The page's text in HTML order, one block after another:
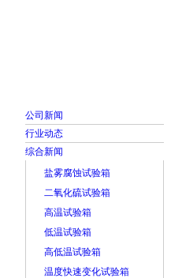
公司新闻
行业动态
综合新闻
盐雾腐蚀试验箱
二氧化硫试验箱
高温试验箱
低温试验箱
高低温试验箱
温度快速变化试验箱